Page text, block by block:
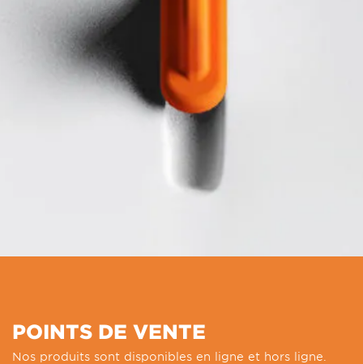
POINTS DE VENTE
Nos produits sont disponibles en ligne et hors ligne.